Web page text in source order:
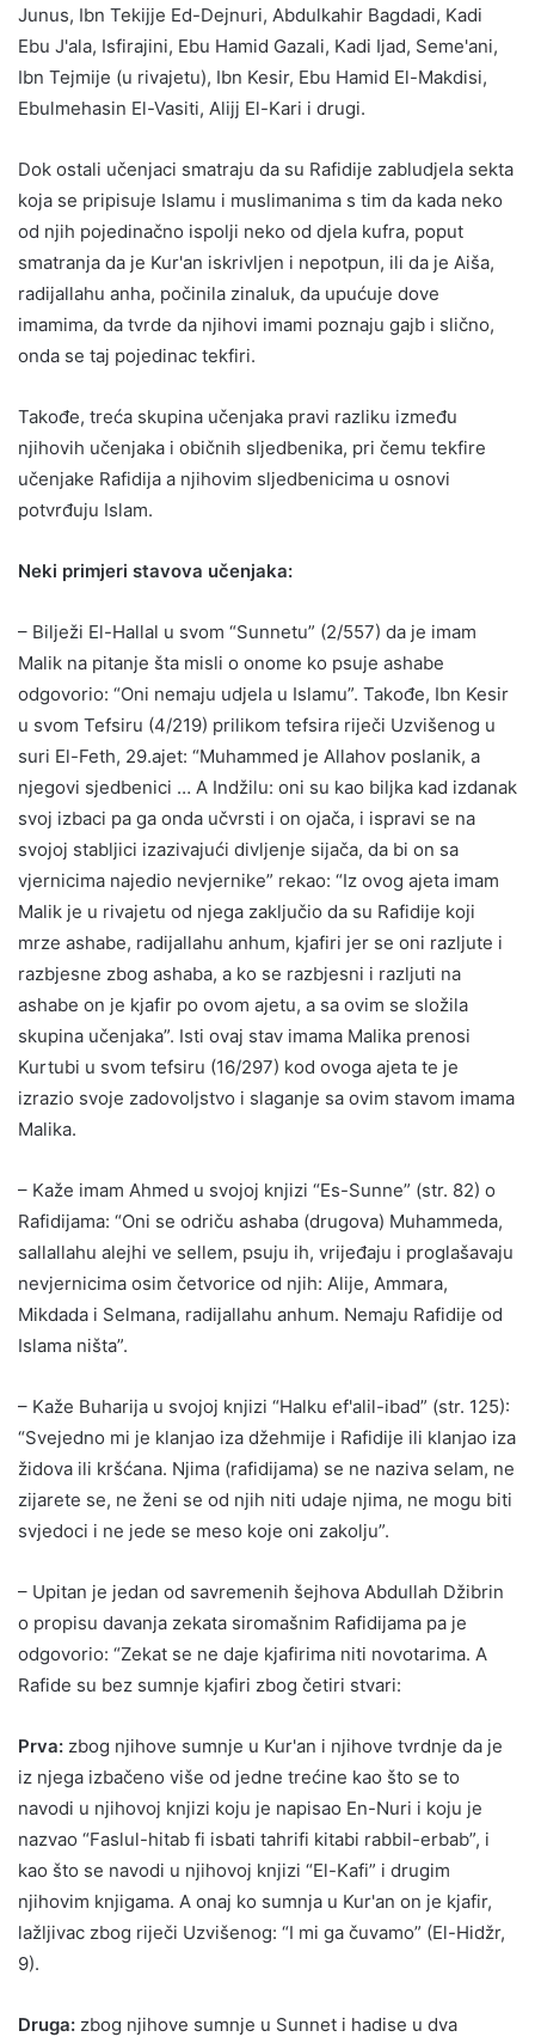
Junus, Ibn Tekijje Ed-Dejnuri, Abdulkahir Bagdadi, Kadi
Ebu J'ala, Isfirajini, Ebu Hamid Gazali, Kadi Ijad, Seme'ani,
Ibn Tejmije (u rivajetu), Ibn Kesir, Ebu Hamid El-Makdisi,
Ebulmehasin El-Vasiti, Alijj El-Kari i drugi.
Dok ostali učenjaci smatraju da su Rafidije zabludjela sekta
koja se pripisuje Islamu i muslimanima s tim da kada neko
od njih pojedinačno ispolji neko od djela kufra, poput
smatranja da je Kur'an iskrivljen i nepotpun, ili da je Aiša,
radijallahu anha, počinila zinaluk, da upućuje dove
imamima, da tvrde da njihovi imami poznaju gajb i slično,
onda se taj pojedinac tekfiri.
Takođe, treća skupina učenjaka pravi razliku između
njihovih učenjaka i običnih sljedbenika, pri čemu tekfire
učenjake Rafidija a njihovim sljedbenicima u osnovi
potvrđuju Islam.
Neki primjeri stavova učenjaka:
– Bilježi El-Hallal u svom “Sunnetu” (2/557) da je imam
Malik na pitanje šta misli o onome ko psuje ashabe
odgovorio: “Oni nemaju udjela u Islamu”. Takođe, Ibn Kesir
u svom Tefsiru (4/219) prilikom tefsira riječi Uzvišenog u
suri El-Feth, 29.ajet: “Muhammed je Allahov poslanik, a
njegovi sjedbenici … A Indžilu: oni su kao biljka kad izdanak
svoj izbaci pa ga onda učvrsti i on ojača, i ispravi se na
svojoj stabljici izazivajući divljenje sijača, da bi on sa
vjernicima najedio nevjernike” rekao: “Iz ovog ajeta imam
Malik je u rivajetu od njega zaključio da su Rafidije koji
mrze ashabe, radijallahu anhum, kjafiri jer se oni razljute i
razbjesne zbog ashaba, a ko se razbjesni i razljuti na
ashabe on je kjafir po ovom ajetu, a sa ovim se složila
skupina učenjaka”. Isti ovaj stav imama Malika prenosi
Kurtubi u svom tefsiru (16/297) kod ovoga ajeta te je
izrazio svoje zadovoljstvo i slaganje sa ovim stavom imama
Malika.
– Kaže imam Ahmed u svojoj knjizi “Es-Sunne” (str. 82) o
Rafidijama: “Oni se odriču ashaba (drugova) Muhammeda,
sallallahu alejhi ve sellem, psuju ih, vrijeđaju i proglašavaju
nevjernicima osim četvorice od njih: Alije, Ammara,
Mikdada i Selmana, radijallahu anhum. Nemaju Rafidije od
Islama ništa”.
– Kaže Buharija u svojoj knjizi “Halku ef'alil-ibad” (str. 125):
“Svejedno mi je klanjao iza džehmije i Rafidije ili klanjao iza
židova ili kršćana. Njima (rafidijama) se ne naziva selam, ne
zijarete se, ne ženi se od njih niti udaje njima, ne mogu biti
svjedoci i ne jede se meso koje oni zakolju”.
– Upitan je jedan od savremenih šejhova Abdullah Džibrin
o propisu davanja zekata siromašnim Rafidijama pa je
odgovorio: “Zekat se ne daje kjafirima niti novotarima. A
Rafide su bez sumnje kjafiri zbog četiri stvari:
Prva: zbog njihove sumnje u Kur'an i njihove tvrdnje da je
iz njega izbačeno više od jedne trećine kao što se to
navodi u njihovoj knjizi koju je napisao En-Nuri i koju je
nazvao “Faslul-hitab fi isbati tahrifi kitabi rabbil-erbab”, i
kao što se navodi u njihovoj knjizi “El-Kafi” i drugim
njihovim knjigama. A onaj ko sumnja u Kur'an on je kjafir,
lažljivac zbog riječi Uzvišenog: “I mi ga čuvamo” (El-Hidžr,
9).
Druga: zbog njihove sumnje u Sunnet i hadise u dva